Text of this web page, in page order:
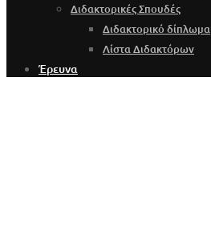
Διδακτορικές Σπουδές
Διδακτορικό δίπλωμα
Λίστα Διδακτόρων
Έρευνα